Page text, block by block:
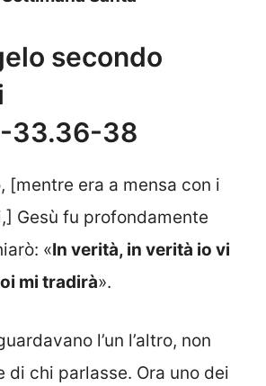
secondo
33.36-38
[mentre era a mensa con i
Gesù fu profondamente
«In verità, in verità io vi
mi tradirà».
l’un l’altro, non
di chi parlasse. Ora uno dei